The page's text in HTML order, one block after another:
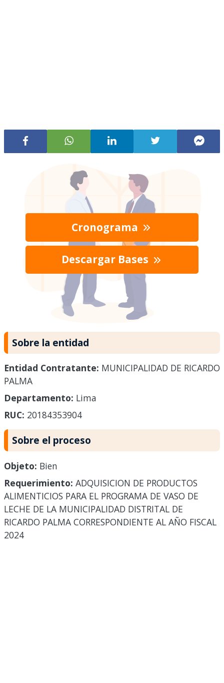
Cronograma
Descargar Bases
Sobre la entidad
Entidad Contratante: MUNICIPALIDAD DE RICARDO
PALMA
Departamento: Lima
RUC: 20184353904
Sobre el proceso
Objeto: Bien
Requerimiento: ADQUISICION DE PRODUCTOS
ALIMENTICIOS PARA EL PROGRAMA DE VASO DE
LECHE DE LA MUNICIPALIDAD DISTRITAL DE
RICARDO PALMA CORRESPONDIENTE AL AÑO FISCAL
2024